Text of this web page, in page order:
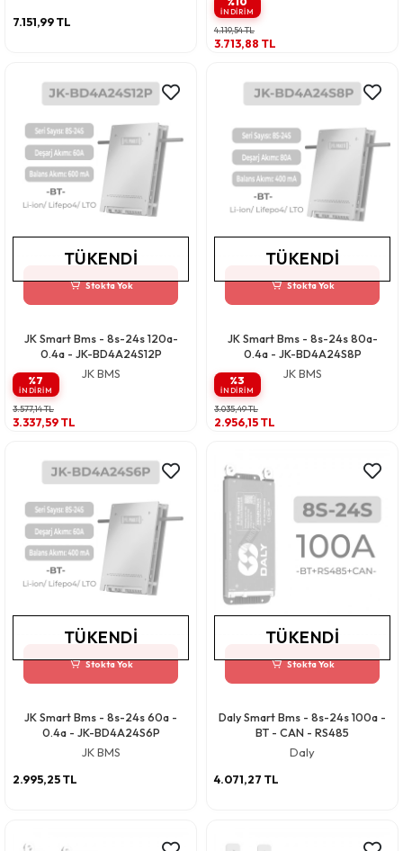
7.151,99 TL
INDIRIM
4.119,54 TL
3.713,88 TL
Stokta Yok
TÜKENDI
JK Smart Bms - 8s-24s 120a-
0.4a - JK-BD4A24S12P
JK BMS
%7
INDIRIM
3.577,14 TL
3.337,59 TL
Stokta Yok
TÜKENDI
JK Smart Bms - 8s-24s 80a-
0.4a - JK-BD4A24S8P
JK BMS
%3
INDIRIM
3.035,49 TL
2.956,15 TL
Stokta Yok
TÜKENDI
JK Smart Bms - 8s-24s 60a -
0.4a - JK-BD4A24S6P
JK BMS
2.995,25 TL
Stokta Yok
TÜKENDI
Daly Smart Bms - 8s-24s 100a -
BT - CAN - RS485
Daly
4.071,27 TL